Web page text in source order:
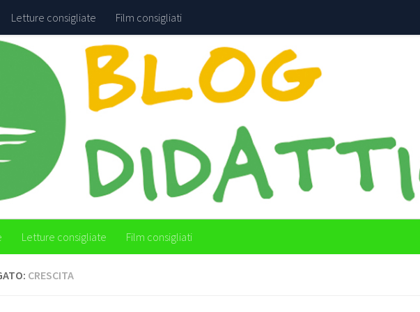
Letture consigliate Film consigliati
Letture consigliate Film consigliati
CRESCITA